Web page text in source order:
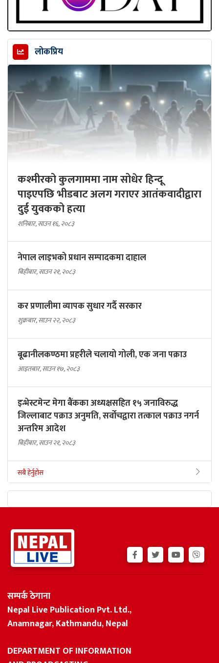
लोकप्रिय
कश्मीरको कुलगाममा नाम सोधेर हिन्दू
पाइएपछि भीडबाट अलग गराएर आतंकवादीद्वारा
दुई युवकको हत्या
शनिबार, साउन १६, २०८३
नेपाल लाइभको प्रधान सम्पादकमा दाहाल
बिहीबार, साउन २१, २०८३
कर प्रणालीमा व्यापक सुधार गर्दै सरकार
शुक्रबार, साउन २२, २०८३
बूढानीलकण्ठमा प्रहरीले चलायो गोली, एक जना पक्राउ
आइतबार, साउन १७, २०८३
इन्भेस्टमेन्ट मेगा बैंकका अध्यक्षसहित १५ जनाविरुद्ध
जिल्लाबाट पक्राउ अनुमति, सर्वोचद्वारा तत्काल पक्राउ नगर्न
अन्तरिम आदेश
बिहीबार, साउन २१, २०८३
सबै हेर्नुहोस
सम्पर्क ठेगाना
Nepal Live Publication Pvt. Ltd.,
Anamnagar, Kathmandu, Nepal
DEPARTMENT OF INFORMATION